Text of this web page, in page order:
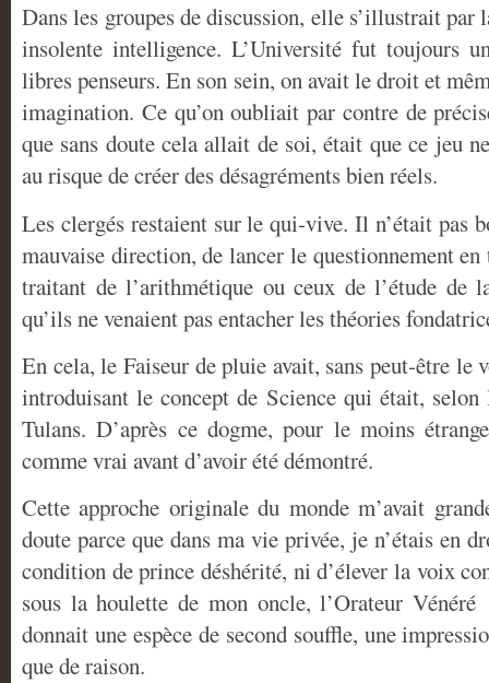
Dans les groupes de discussion, elle s’illustrait par
insolente intelligence. L’Université fut toujours
libres penseurs. En son sein, on avait le droit et
imagination. Ce qu’on oubliait par contre de
que sans doute cela allait de soi, était que ce jeu
au risque de créer des désagréments bien réels.
Les clergés restaient sur le qui-vive. Il n’était pas
mauvaise direction, de lancer le questionnement
traitant de l’arithmétique ou ceux de l’étude de
qu’ils ne venaient pas entacher les théories
En cela, le Faiseur de pluie avait, sans peut-être le
introduisant le concept de Science qui était,
Tulans. D’après ce dogme, pour le moins
comme vrai avant d’avoir été démontré.
Cette approche originale du monde m’avait
doute parce que dans ma vie privée, je n’étais en
condition de prince déshérité, ni d’élever la voix
sous la houlette de mon oncle, l’Orateur
donnait une espèce de second souffle, une
que de raison.